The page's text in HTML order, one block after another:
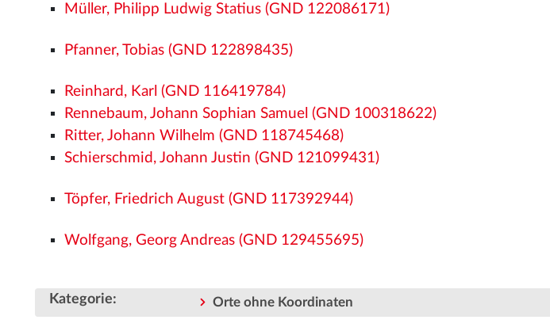
Müller, Philipp Ludwig Statius (GND 122086171)
Pfanner, Tobias (GND 122898435)
Reinhard, Karl (GND 116419784)
Rennebaum, Johann Sophian Samuel (GND 100318622)
Ritter, Johann Wilhelm (GND 118745468)
Schierschmid, Johann Justin (GND 121099431)
Töpfer, Friedrich August (GND 117392944)
Wolfgang, Georg Andreas (GND 129455695)
Kategorie: Orte ohne Koordinaten